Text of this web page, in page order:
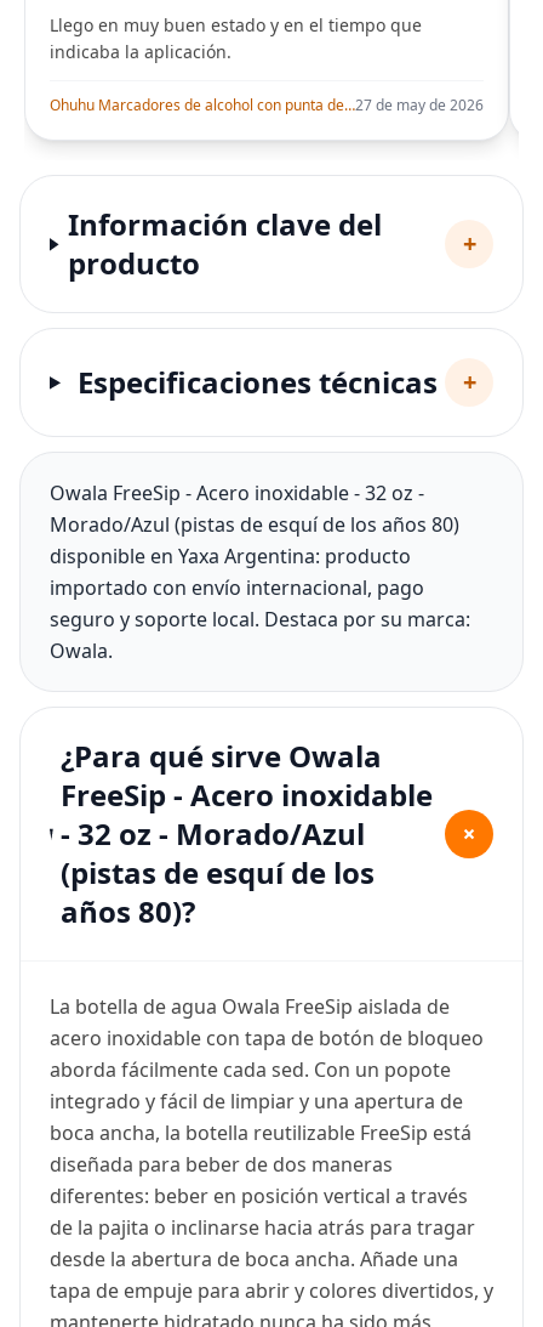
Llego en muy buen estado y en el tiempo que
indicaba la aplicación.
Ohuhu Marcadores de alcohol con punta de pincel – Juego de marcadores artísticos de doble punta con certificación AP para artistas adultos27 de may de 2026
Información clave del
producto
+
Especificaciones técnicas +
Owala FreeSip - Acero inoxidable - 32 oz -
Morado/Azul (pistas de esquí de los años 80)
disponible en Yaxa Argentina: producto
importado con envío internacional, pago
seguro y soporte local. Destaca por su marca:
Owala.
¿Para qué sirve Owala
FreeSip - Acero inoxidable
- 32 oz - Morado/Azul
(pistas de esquí de los
años 80)?
+
La botella de agua Owala FreeSip aislada de
acero inoxidable con tapa de botón de bloqueo
aborda fácilmente cada sed. Con un popote
integrado y fácil de limpiar y una apertura de
boca ancha, la botella reutilizable FreeSip está
diseñada para beber de dos maneras
diferentes: beber en posición vertical a través
de la pajita o inclinarse hacia atrás para tragar
desde la abertura de boca ancha. Añade una
tapa de empuje para abrir y colores divertidos, y